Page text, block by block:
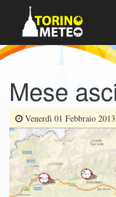
Mese
Venerdì 01 Febbraio